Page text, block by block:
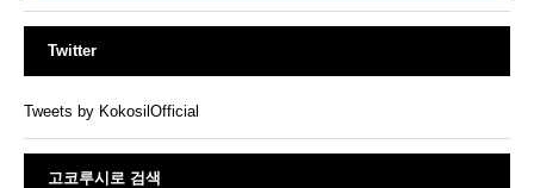
Twitter
Tweets by KokosilOfficial
고코루시로 검색